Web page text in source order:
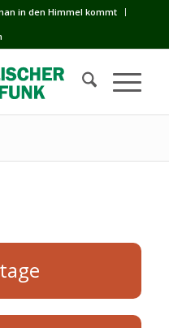
in den Himmel kommt